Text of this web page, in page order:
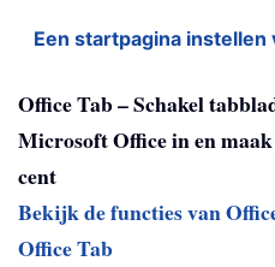
Een startpagina
Office Tab – Schakel
Microsoft Office in en
cent
Bekijk de functies van
Office Tab